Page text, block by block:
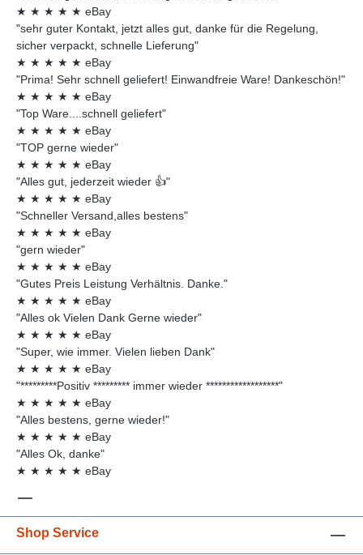
★ ★ ★ ★ ★ eBay
"sehr guter Kontakt, jetzt alles gut, danke für die Regelung,
sicher verpackt, schnelle Lieferung"
★ ★ ★ ★ ★ eBay
"Prima! Sehr schnell geliefert! Einwandfreie Ware! Dankeschön!"
★ ★ ★ ★ ★ eBay
"Top Ware....schnell geliefert"
★ ★ ★ ★ ★ eBay
"TOP gerne wieder"
★ ★ ★ ★ ★ eBay
"Alles gut, jederzeit wieder 👍"
★ ★ ★ ★ ★ eBay
"Schneller Versand,alles bestens"
★ ★ ★ ★ ★ eBay
"gern wieder"
★ ★ ★ ★ ★ eBay
"Gutes Preis Leistung Verhältnis. Danke."
★ ★ ★ ★ ★ eBay
"Alles ok Vielen Dank Gerne wieder"
★ ★ ★ ★ ★ eBay
"Super, wie immer. Vielen lieben Dank"
★ ★ ★ ★ ★ eBay
"*********Positiv ********* immer wieder ******************"
★ ★ ★ ★ ★ eBay
"Alles bestens, gerne wieder!"
★ ★ ★ ★ ★ eBay
"Alles Ok, danke"
★ ★ ★ ★ ★ eBay
Shop Service